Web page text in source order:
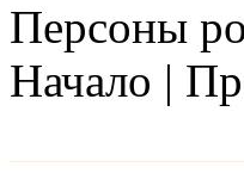
Персоны
Начало |